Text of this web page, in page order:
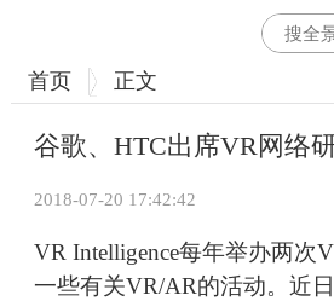
首页 正文
谷歌、HTC出席VR网络
2018-07-20 17:42:42
VR Intelligence每年举办两次
一些有关VR/AR的活动。近